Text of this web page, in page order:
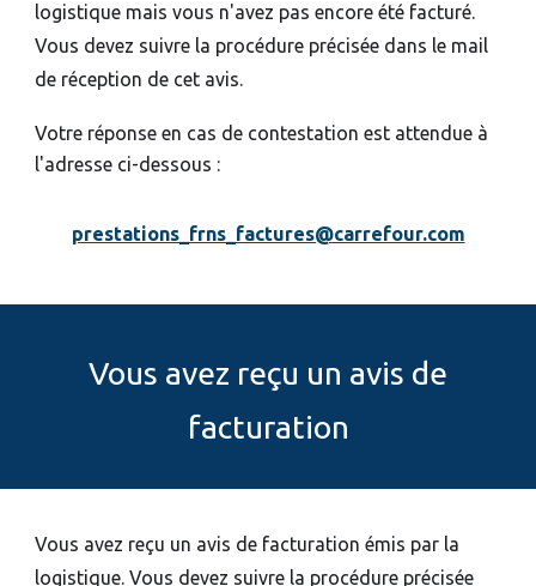
logistique mais vous n'avez pas encore été facturé.
Vous devez suivre la procédure précisée dans le mail
de réception de cet avis.
Votre réponse en cas de contestation est attendue à
l'adresse ci-dessous :
prestations_frns_factures@carrefour.com
Vous avez reçu un avis de
facturation
Vous avez reçu un avis de facturation émis par la
logistique. Vous devez suivre la procédure précisée